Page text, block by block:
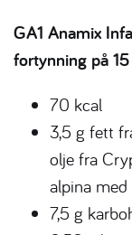
GA1 Anamix
fortynning på
70 kcal
3,5 g fett
olje fra
alpina
7,5 g